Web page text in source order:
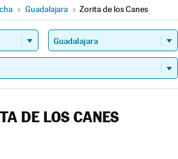
» Guadalajara » Zorita de los Canes
DE LOS CANES